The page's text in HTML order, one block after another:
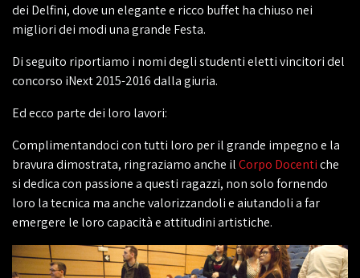
dei Delfini, dove un elegante e ricco buffet ha chiuso nei
migliori dei modi una grande Festa.
Di seguito riportiamo i nomi degli studenti eletti vincitori del
concorso iNext 2015-2016 dalla giuria.
Ed ecco parte dei loro lavori:
Complimentandoci con tutti loro per il grande impegno e la
bravura dimostrata, ringraziamo anche ilCorpo Docentiche
si dedica con passione a questi ragazzi, non solo fornendo
loro la tecnica ma anche valorizzandoli e aiutandoli a far
emergere le loro capacità e attitudini artistiche.